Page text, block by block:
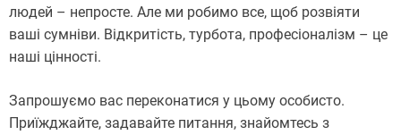
людей – непросте. Але ми робимо все, щоб розвіяти
ваші сумніви. Відкритість, турбота, професіоналізм – це
наші цінності.
Запрошуємо вас переконатися у цьому особисто.
Приїжджайте, задавайте питання, знайомтесь з